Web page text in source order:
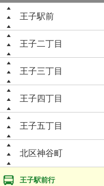
王子駅前
王子二丁目
王子三丁目
王子四丁目
王子五丁目
北区神谷町
王子駅前行